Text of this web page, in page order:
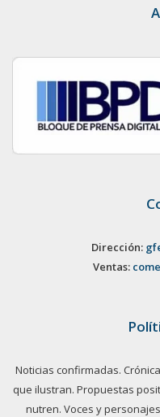
Dirección:
Ventas:
Noticias confirmadas.
que ilustran. Propuestas
nutren. Voces y